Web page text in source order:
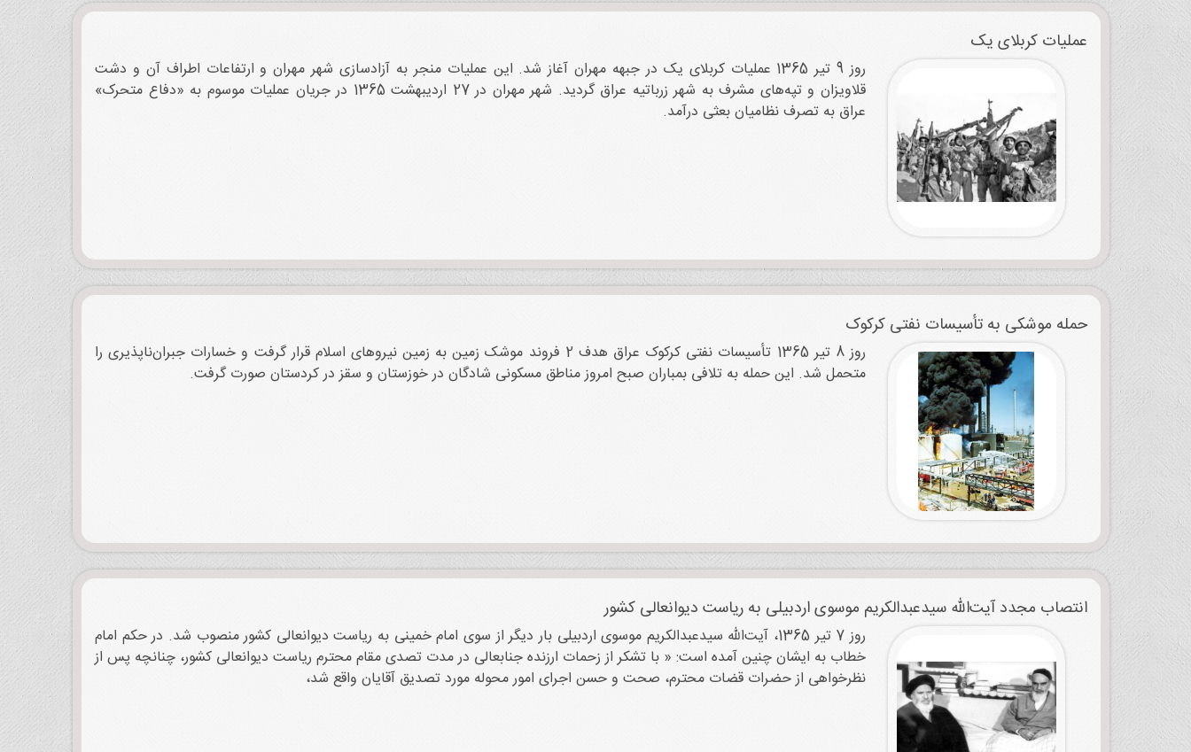
عملیات کربلای یک
روز 9 تیر 1365 عملیات کربلای یک در جبهه مهران آغاز شد. این عملیات منجر به آزادسازی شهر مهران و ارتفاعات اطراف آن و دشت
قلاویزان و تپه‌های مشرف به شهر زرباتیه عراق گردید. شهر مهران در 27 اردیبهشت 1365 در جریان عملیات موسوم به «دفاع متحرک»
عراق به تصرف نظامیان بعثی درآمد.
حمله موشکی به تأسیسات نفتی کرکوک
روز 8 تیر 1365 تأسیسات نفتی کرکوک عراق هدف 2 فروند موشک زمین به زمین نیروهای اسلام قرار گرفت و خسارات جبران‌ناپذیری را
متحمل شد. این حمله به تلافی بمباران صبح امروز مناطق مسکونی شادگان در خوزستان و سقز در کردستان صورت گرفت.
انتصاب مجدد آیت‌الله سیدعبدالکریم موسوی اردبیلی به ریاست دیوانعالی کشور
روز 7 تیر 1365، آیت‌الله سیدعبدالکریم موسوی اردبیلی بار دیگر از سوی امام خمینی به ریاست دیوانعالی کشور منصوب شد. در حکم امام
خطاب به ایشان چنین آمده است: « با تشکر از زحمات ارزنده جنابعالی در مدت تصدی مقام محترم ریاست دیوانعالی‏‎ ‎‏کشور، چنانچه پس از
نظرخواهی از حضرات قضات محترم‏‎، صحت و حسن اجرای‏‎ ‎‏امور محوله مورد تصدیق آقایان واقع شد،